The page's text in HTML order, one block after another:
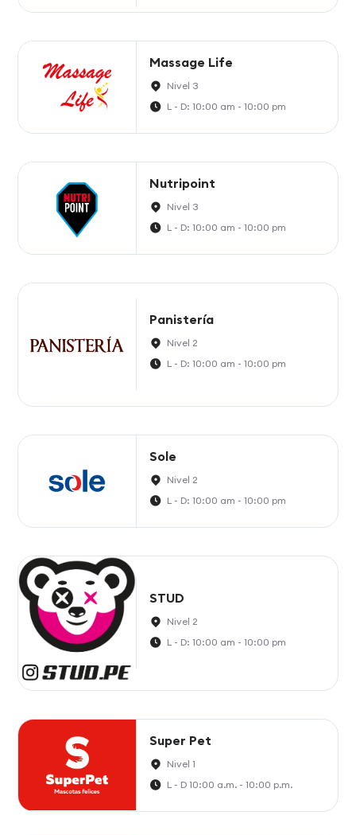
Massage Life
Nivel 3
L - D: 10:00 am - 10:00 pm
Nutripoint
Nivel 3
L - D: 10:00 am - 10:00 pm
Panistería
Nivel 2
L - D: 10:00 am - 10:00 pm
Sole
Nivel 2
L - D: 10:00 am - 10:00 pm
STUD
Nivel 2
L - D: 10:00 am - 10:00 pm
Super Pet
Nivel 1
L - D 10:00 a.m. - 10:00 p.m.